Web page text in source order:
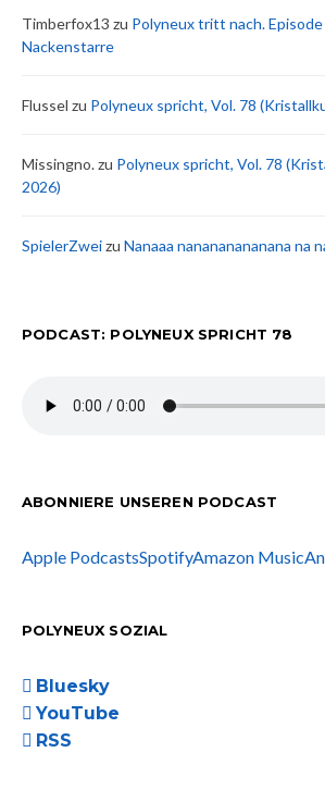
Timberfox13 zu Polyneux tritt nach. Episode
Nackenstarre
Flussel zu Polyneux spricht, Vol. 78
Missingno.zu Polyneux spricht, Vol. 78
2026)
SpielerZweizu Nanaaa nanananananana na
PODCAST: POLYNEUX SPRICHT 78
ABONNIERE UNSEREN PODCAST
Apple PodcastsSpotifyAmazon Music
POLYNEUX SOZIAL
Bluesky
YouTube
RSS